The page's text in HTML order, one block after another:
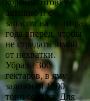
активно и с
запасом на полтора
года вперёд, чтобы
не страдать зимой
от нехватки.
Убрали 300
гектаров, в яму
заложили 1500
тонн сенажа. Для